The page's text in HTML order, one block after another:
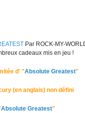
Par ROCK-MY-
cadeaux mis en jeu !
d' "Absolute Greatest"
(en anglais) non défini
Absolute Greatest"